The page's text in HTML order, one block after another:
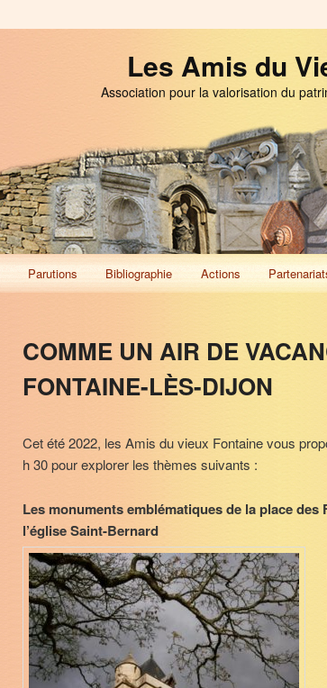
Les Amis du
Association pour la valorisation du
Parutions Bibliographie Actions
COMME UN AIR DE
FONTAINE-LÈS-DIJON
Cet été 2022, les Amis du vieux Fontaine vous
h 30 pour explorer les thèmes suivants :
Les monuments emblématiques de la place
l’église Saint-Bernard